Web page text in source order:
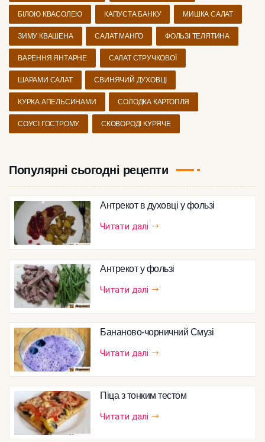
БІЛОЮ КВАСОЛЕЮ КАПУСТА БАНКУ МИШКА САЛАТ
ЗИМУ КВАШЕНА САЛАТ МАНГО ФОЛЬЗІ ТЕЛЯТИНА
ВАРЕННЯ ЯНТАРНЕ САЛАТ СТРУЧКОВОЇ
ШАРАМИ САЛАТ СВИНЯЧИЙ ДУХОВЦІ
КУРКА АПЕЛЬСИНАМИ СОЛОДКА КАРТОПЛЯ
СОУСІ ГОСТРОМУ СКОВОРОДІ КУРЯЧЕ
Популярні сьогодні рецепти
Антрекот в духовці у фользі
Читати далі
Антрекот у фользі
Читати далі
Бананово-чорничний Смузі
Читати далі
Піца з тонким тестом
Читати далі